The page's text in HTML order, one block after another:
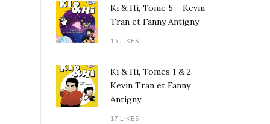
Ki & Hi, Tome 5 – Kevin
Tran et Fanny Antigny
15 LIKES
Ki & Hi, Tomes 1 & 2 –
Kevin Tran et Fanny
Antigny
17 LIKES